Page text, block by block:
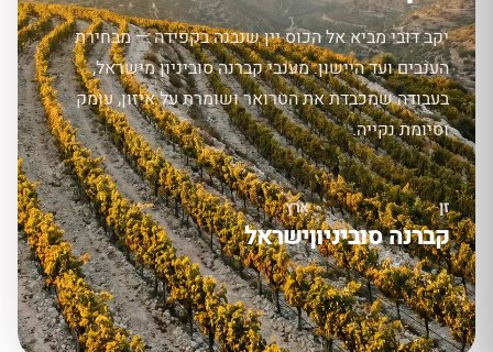
יקב דובי מביא אל הכוס יין שנבנה בקפידה — מבחירת
הענבים ועד היישון. מענבי קברנה סוביניון מישראל,
בעבודה שמכבדת את הטרואר ושומרת על איזון, עומק
וסיומת נקייה.
זן
קברנה סוביניון
ארץ
ישראל